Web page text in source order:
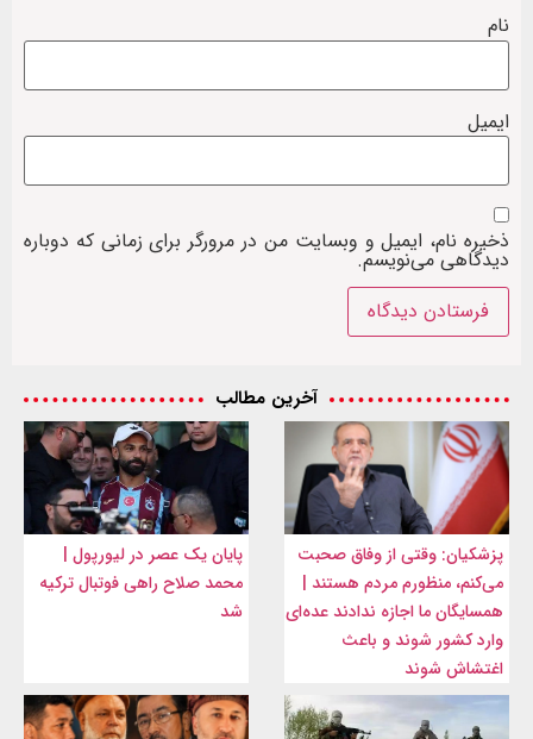
نام
ایمیل
ذخیره نام، ایمیل و وبسایت من در مرورگر برای زمانی که دوباره
دیدگاهی می‌نویسم.
آخرین مطالب
پزشکیان: وقتی از وفاق صحبت
می‌کنم، منظورم مردم هستند |
همسایگان ما اجازه ندادند عده‌ای
وارد کشور شوند و باعث
اغتشاش شوند
پایان یک عصر در لیورپول |
محمد صلاح راهی فوتبال ترکیه
شد